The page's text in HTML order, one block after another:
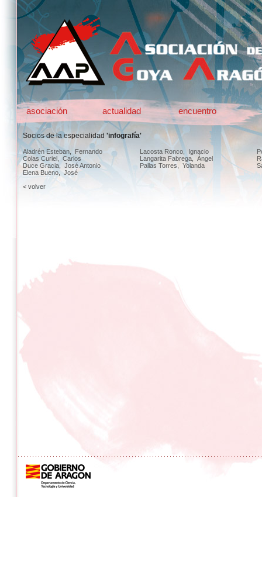
asociación actualidad encuentro
Socios de la especialidad 'infografía'
Aladrén Esteban, Fernando
Colas Curiel, Carlos
Duce Gracia, José Antonio
Elena Bueno, José
< volver
Lacosta Ronco, Ignacio
Langarita Fabrega, Ángel
Pallas Torres, Yolanda